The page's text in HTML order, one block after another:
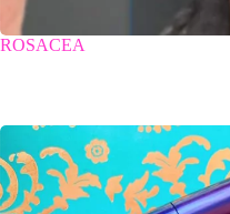
ROSACEA